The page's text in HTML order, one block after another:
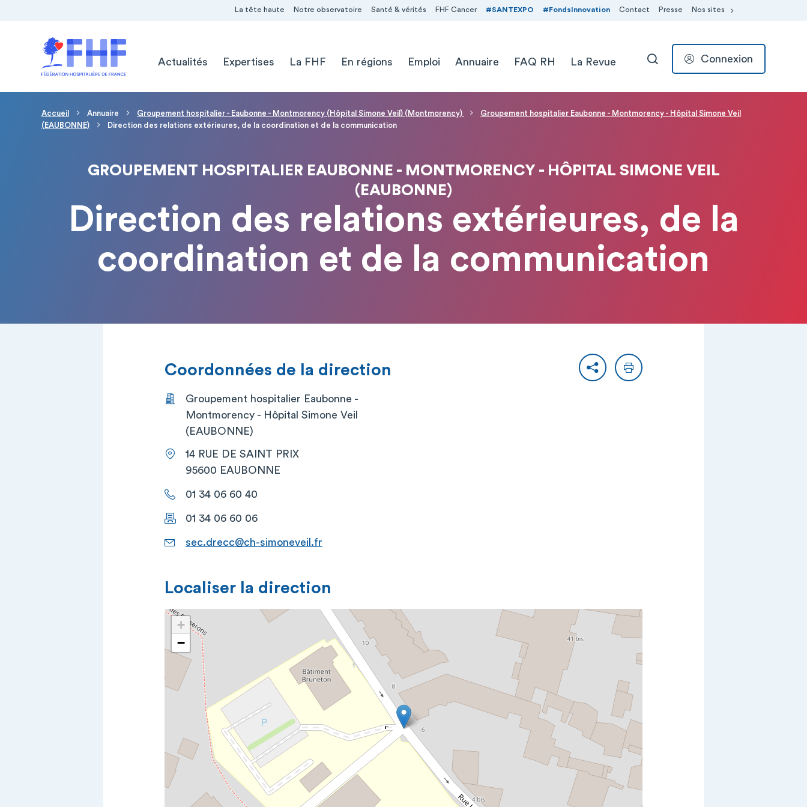
La tête haute Notre observatoire Santé & vérités FHF Cancer #SANTEXPO #FondsInnovation Contact Presse Nos sites
Actualités
Expertises La FHF En régions Emploi Annuaire FAQ RH La Revue RECHERCHER
Connexion
Fil d'Ariane
Accueil Annuaire Groupement hospitalier - Eaubonne - Montmorency (Hôpital Simone Veil) (Montmorency)
Groupement hospitalier Eaubonne - Montmorency - Hôpital Simone Veil
(EAUBONNE)
Direction des relations extérieures, de la coordination et de la communication
GROUPEMENT HOSPITALIER EAUBONNE - MONTMORENCY - HÔPITAL SIMONE VEIL
(EAUBONNE)
Direction des relations extérieures, de la
coordination et de la communication
PartagerImprimer
Coordonnées de la direction
Groupement hospitalier Eaubonne -
Montmorency - Hôpital Simone Veil
(EAUBONNE)
14 RUE DE SAINT PRIX
95600 EAUBONNE
01 34 06 60 40
01 34 06 60 06
sec.drecc@ch-simoneveil.fr
Localiser la direction
+
−